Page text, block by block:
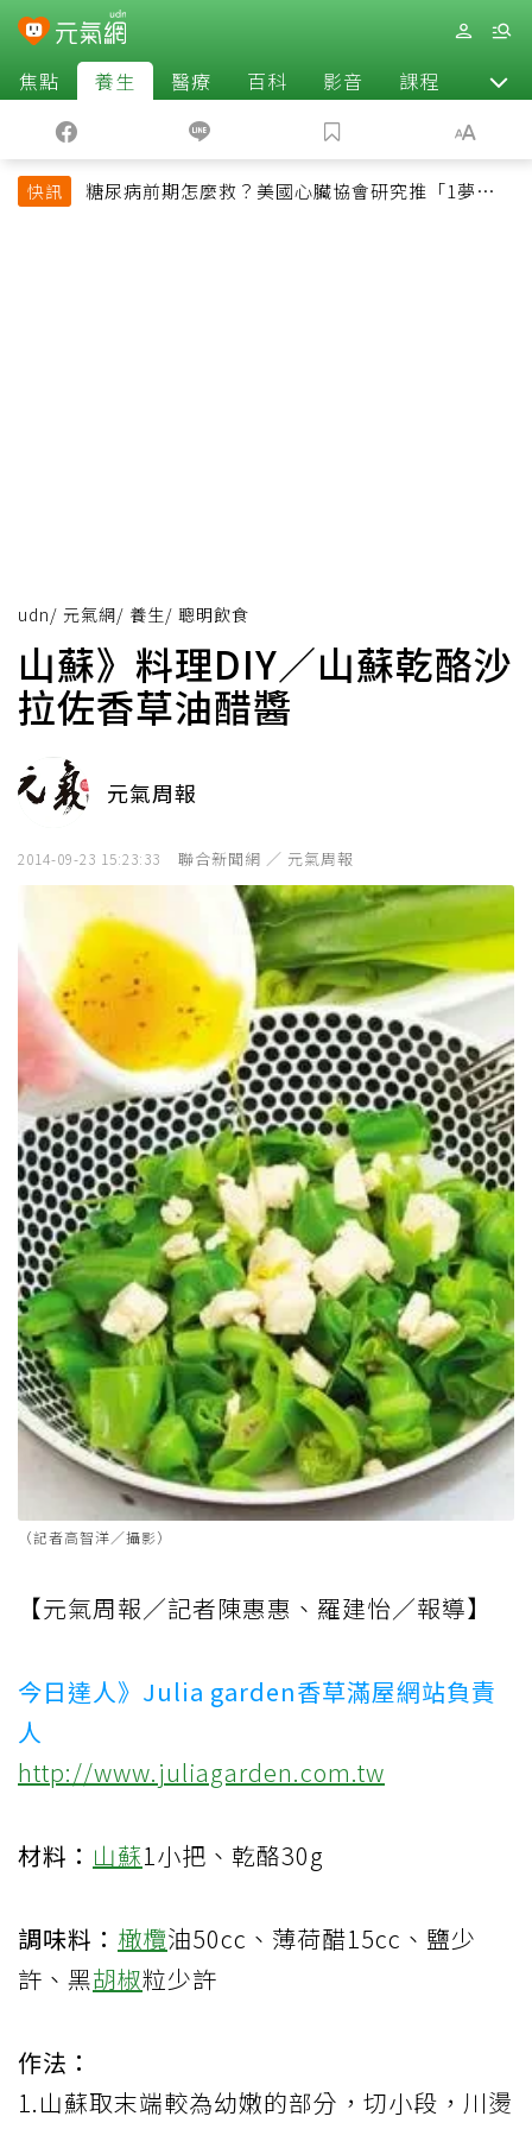
焦點 養生 醫療 百科 影音 課程 退休
快訊
糖尿病前期怎麼救？美國心臟協會研究推「1夢幻水
udn/ 元氣網/ 養生/ 聰明飲食
山蘇》料理DIY／山蘇乾酪沙
拉佐香草油醋醬
元氣周報
2014-09-23 15:23:33 聯合新聞網 ／ 元氣周報
（記者高智洋／攝影）
【元氣周報／記者陳惠惠、羅建怡／報導】
今日達人》Julia garden香草滿屋網站負責
人
http://www.juliagarden.com.tw
材料： 山蘇1小把、乾酪30g
調味料： 橄欖油50cc、薄荷醋15cc、鹽少
許、黑胡椒粒少許
作法：
1.山蘇取末端較為幼嫩的部分，切小段，川燙